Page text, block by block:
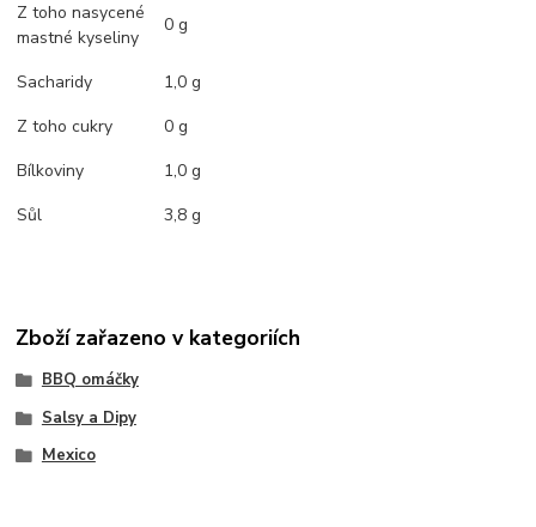
Z toho nasycené
mastné kyseliny
0 g
Sacharidy
1,0 g
Z toho cukry
0 g
Bílkoviny
1,0 g
Sůl
3,8 g
Zboží zařazeno v kategoriích
BBQ omáčky
Salsy a Dipy
Mexico